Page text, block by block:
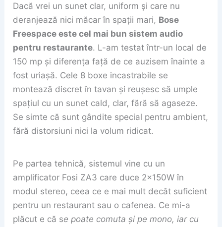
Dacă vrei un sunet clar, uniform și care nu
deranjează nici măcar în spații mari, Bose
Freespace este cel mai bun sistem audio
pentru restaurante. L-am testat într-un local de
150 mp și diferența față de ce auzisem înainte a
fost uriașă. Cele 8 boxe incastrabile se
montează discret în tavan și reușesc să umple
spațiul cu un sunet cald, clar, fără să agaseze.
Se simte că sunt gândite special pentru ambient,
fără distorsiuni nici la volum ridicat.
Pe partea tehnică, sistemul vine cu un
amplificator Fosi ZA3 care duce 2x150W în
modul stereo, ceea ce e mai mult decât suficient
pentru un restaurant sau o cafenea. Ce mi-a
plăcut e că se poate comuta și pe mono, iar cu